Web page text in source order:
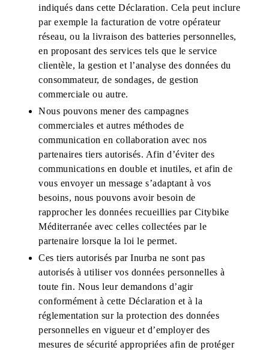
indiqués dans cette Déclaration. Cela peut inclure
par exemple la facturation de votre opérateur
réseau, ou la livraison des batteries personnelles,
en proposant des services tels que le service
clientèle, la gestion et l’analyse des données du
consommateur, de sondages, de gestion
commerciale ou autre.
Nous pouvons mener des campagnes
commerciales et autres méthodes de
communication en collaboration avec nos
partenaires tiers autorisés. Afin d’éviter des
communications en double et inutiles, et afin de
vous envoyer un message s’adaptant à vos
besoins, nous pouvons avoir besoin de
rapprocher les données recueillies par Citybike
Méditerranée avec celles collectées par le
partenaire lorsque la loi le permet.
Ces tiers autorisés par Inurba ne sont pas
autorisés à utiliser vos données personnelles à
toute fin. Nous leur demandons d’agir
conformément à cette Déclaration et à la
réglementation sur la protection des données
personnelles en vigueur et d’employer des
mesures de sécurité appropriées afin de protéger